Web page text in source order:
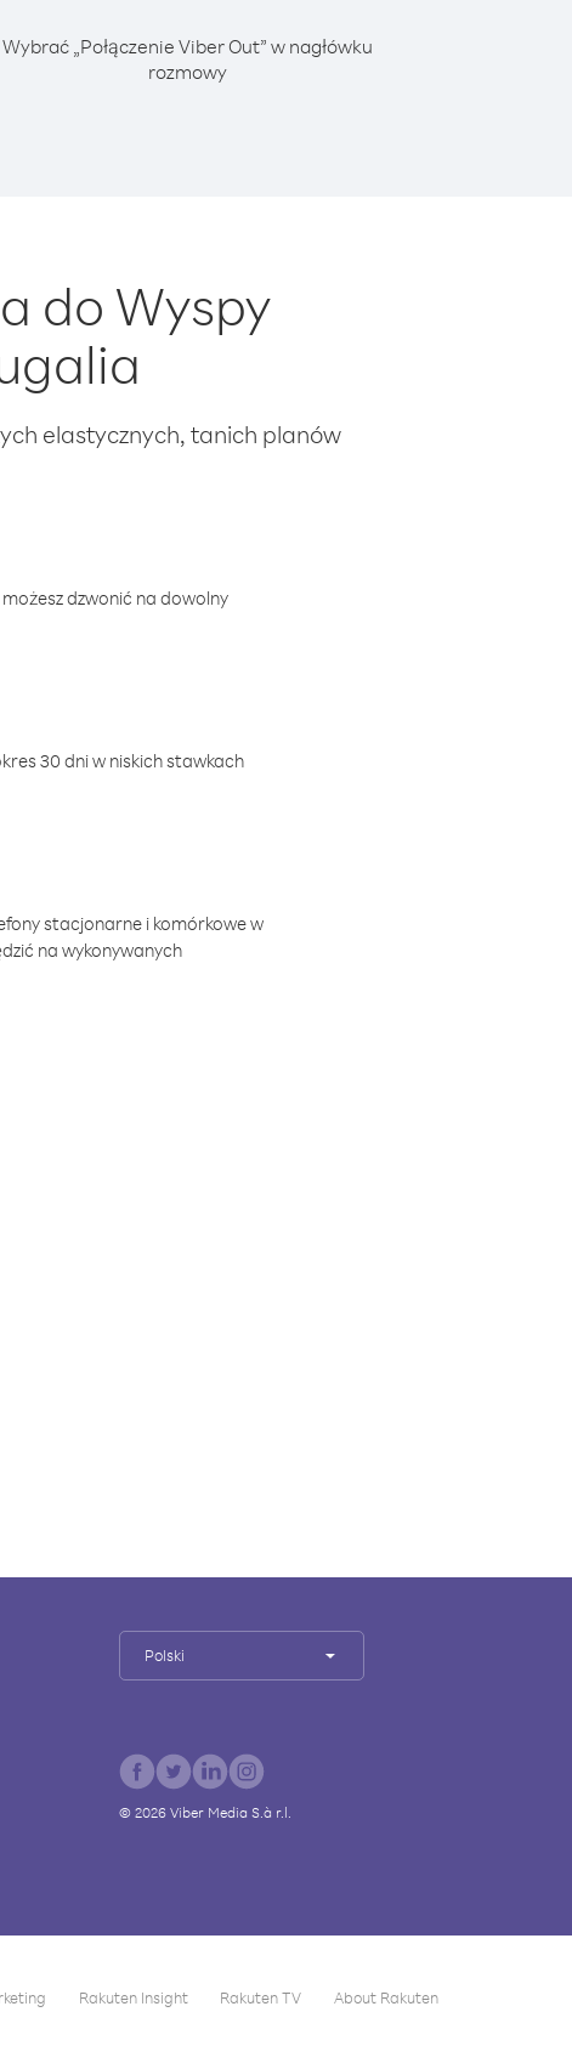
Wybrać „Połączenie Viber Out” w nagłówku
rozmowy
do Wyspy
elastycznych, tanich planów
dzwonić na dowolny
30 dni w niskich stawkach
stacjonarne i komórkowe w
na wykonywanych
Polski
© 2026 Viber Media S.à r.l.
Rakuten Insight Rakuten TV About Rakuten